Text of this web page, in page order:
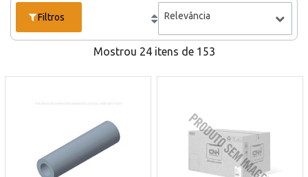
Filtros Relevância
Mostrou 24 itens de 153